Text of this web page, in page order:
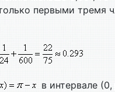
первыми тремя
в интервале (0,